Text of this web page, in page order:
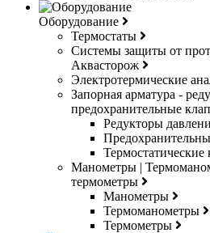
Оборудование
Термостаты
Системы защиты от
Аквасторож
Электротермические
Запорная арматура -
предохранительные
Редукторы
Манометры |
термометры
Манометры
Термоманометры
Термометры